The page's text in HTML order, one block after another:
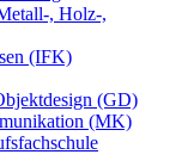
, Holz-,
(IFK)
(GD)
(MK)